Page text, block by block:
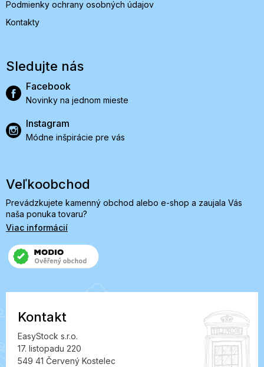
Podmienky ochrany osobných údajov
Kontakty
Sledujte nás
Facebook
Novinky na jednom mieste
Instagram
Módne inšpirácie pre vás
Veľkoobchod
Prevádzkujete kamenný obchod alebo e-shop a zaujala Vás
naša ponuka tovaru?
Viac informácií
Kontakt
EasyStock s.r.o.
17. listopadu 220
549 41 Červený Kostelec